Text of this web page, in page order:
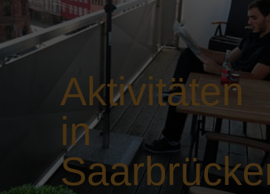
Aktivitäten
in